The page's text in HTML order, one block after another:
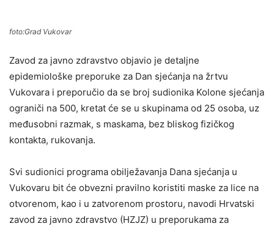
foto:Grad Vukovar
Zavod za javno zdravstvo objavio je detaljne
epidemiološke preporuke za Dan sjećanja na žrtvu
Vukovara i preporučio da se broj sudionika Kolone sjećanja
ograniči na 500, kretat će se u skupinama od 25 osoba, uz
međusobni razmak, s maskama, bez bliskog fizičkog
kontakta, rukovanja.
Svi sudionici programa obilježavanja Dana sjećanja u
Vukovaru bit će obvezni pravilno koristiti maske za lice na
otvorenom, kao i u zatvorenom prostoru, navodi Hrvatski
zavod za javno zdravstvo (HZJZ) u preporukama za